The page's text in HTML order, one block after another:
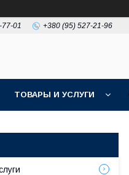
77-01 +380 (95) 527-21-96
ТОВАРЫ И УСЛУГИ